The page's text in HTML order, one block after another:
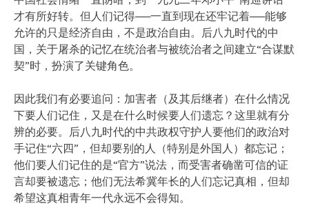
才有所好转。但人们记得──一直到现在还牢记着──能够
允许的只是经济自由，不是政治自由。后八九时代的中
国，关于屠杀的记忆在统治者与被统治者之间建立“合谋默
契”时，扮演了关键角色。
因此我们有必要追问：加害者（及其后继者）在什么情况
下要人们记住，又是在什么时候要人们遗忘？这里就有分
辨的必要。后八九时代的中共政权守护人要他们的政治对
手记住“六四”，但却要别的人（特别是外国人）都忘记；
他们要人们记住的是“官方”说法，而受害者确凿可信的证
言却要被遗忘；他们无法希冀年长的人们忘记真相，但却
希望这真相青年一代永远不会得知。